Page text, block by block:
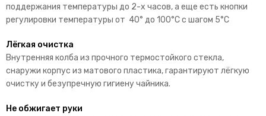
поддержания температуры до 2-х часов, а еще есть кнопки
регулировки температуры от 40° до 100°C с шагом 5°C
Лёгкая очистка
Внутренняя колба из прочного термостойкого стекла,
снаружи корпус из матового пластика, гарантируют лёгкую
очистку и безупречную гигиену чайника.
Не обжигает руки